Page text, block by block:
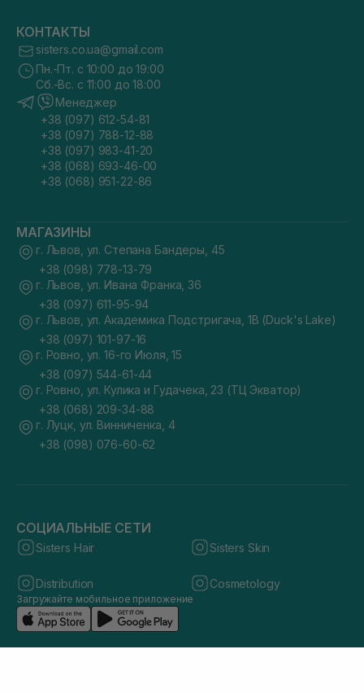
КОНТАКТЫ
sisters.co.ua@gmail.com
Пн.-Пт. с 10:00 до 19:00
Сб.-Вс. с 11:00 до 18:00
Менеджер
+38 (097) 612-54-81
+38 (097) 788-12-88
+38 (097) 983-41-20
+38 (068) 693-46-00
+38 (068) 951-22-86
МАГАЗИНЫ
г. Львов, ул. Степана Бандеры, 45
+38 (098) 778-13-79
г. Львов, ул. Ивана Франка, 36
+38 (097) 611-95-94
г. Львов, ул. Академика Подстригача, 1В (Duck's Lake)
+38 (097) 101-97-16
г. Ровно, ул. 16-го Июля, 15
+38 (097) 544-61-44
г. Ровно, ул. Кулика и Гудачека, 23 (ТЦ Экватор)
+38 (068) 209-34-88
г. Луцк, ул. Винниченка, 4
+38 (098) 076-60-62
СОЦИАЛЬНЫЕ СЕТИ
Sisters Hair Sisters Skin
Distribution Cosmetology
Загружайте мобильное приложение